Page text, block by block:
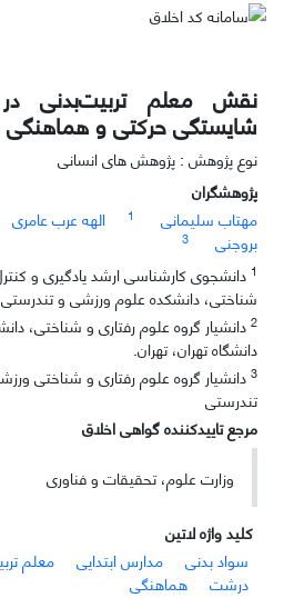
نقش معلم تربیت‌بدنی
شایستگی حرکتی و هماهنگی
نوع پژوهش : پژوهش های انسانی
پژوهشگران
مهتاب سلیمانی
1 الهه عرب عامری
بروجنی
3
1 دانشجوی کارشناسی ارشد یادگیری و
شناختی، دانشکده علوم ورزشی و تندرستی،
2 دانشیار گروه علوم رفتاری و شناختی،
دانشگاه تهران، تهران.
3 دانشیار گروه علوم رفتاری و شناختی
تندرستی
مرجع تاییدکننده گواهی اخلاق
وزارت علوم، تحقیقات و فناوری
کلید واژه لاتین
سواد بدنی
مدارس ابتدایی معلم
درشت
هماهنگی